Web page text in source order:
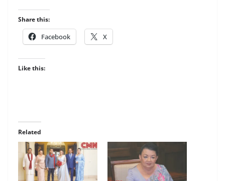
Share this:
Facebook X
Like this:
Related